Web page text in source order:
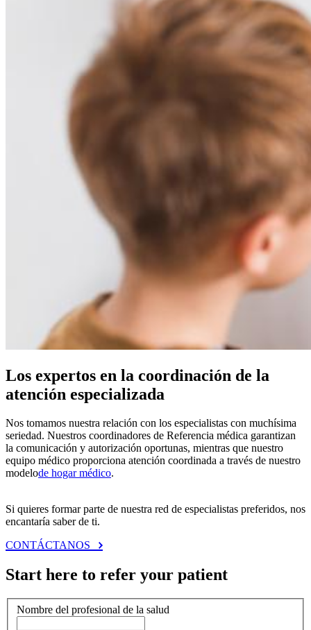
Los expertos en la coordinación de la
atención especializada
Nos tomamos nuestra relación con los especialistas con muchísima
seriedad. Nuestros coordinadores de Referencia médica garantizan
la comunicación y autorización oportunas, mientras que nuestro
equipo médico proporciona atención coordinada a través de nuestro
modelode hogar médico.
Si quieres formar parte de nuestra red de especialistas preferidos, nos
encantaría saber de ti.
CONTÁCTANOS
Start here to refer your patient
Nombre del profesional de la salud